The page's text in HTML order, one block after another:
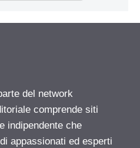
del network
comprende siti
indipendente che
appassionati ed esperti